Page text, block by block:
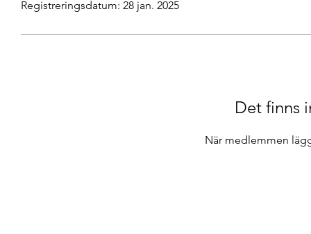
Registreringsdatum: 28 jan. 2025
Det finns
När medlemmen